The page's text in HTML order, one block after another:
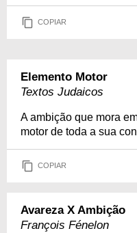
COPIAR
Elemento Motor
Textos Judaicos
A ambição que mora
motor de toda a sua
COPIAR
Avareza X Ambição
François Fénelon